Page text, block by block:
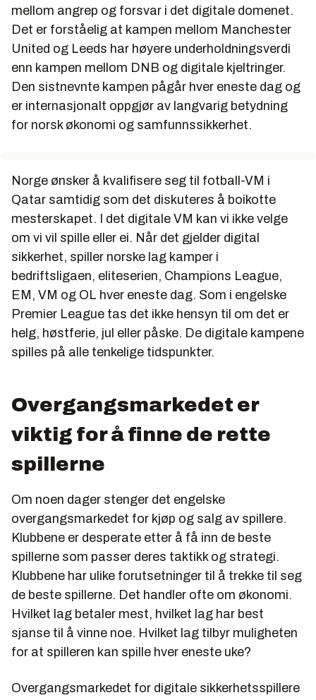
mellom angrep og forsvar i det digitale domenet.
Det er forståelig at kampen mellom Manchester
United og Leeds har høyere underholdningsverdi
enn kampen mellom DNB og digitale kjeltringer.
Den sistnevnte kampen pågår hver eneste dag og
er internasjonalt oppgjør av langvarig betydning
for norsk økonomi og samfunnssikkerhet.
Norge ønsker å kvalifisere seg til fotball-VM i
Qatar samtidig som det diskuteres å boikotte
mesterskapet. I det digitale VM kan vi ikke velge
om vi vil spille eller ei. Når det gjelder digital
sikkerhet, spiller norske lag kamper i
bedriftsligaen, eliteserien, Champions League,
EM, VM og OL hver eneste dag. Som i engelske
Premier League tas det ikke hensyn til om det er
helg, høstferie, jul eller påske. De digitale kampene
spilles på alle tenkelige tidspunkter.
Overgangsmarkedet er
viktig for å finne de rette
spillerne
Om noen dager stenger det engelske
overgangsmarkedet for kjøp og salg av spillere.
Klubbene er desperate etter å få inn de beste
spillerne som passer deres taktikk og strategi.
Klubbene har ulike forutsetninger til å trekke til seg
de beste spillerne. Det handler ofte om økonomi.
Hvilket lag betaler mest, hvilket lag har best
sjanse til å vinne noe. Hvilket lag tilbyr muligheten
for at spilleren kan spille hver eneste uke?
Overgangsmarkedet for digitale sikkerhetsspillere